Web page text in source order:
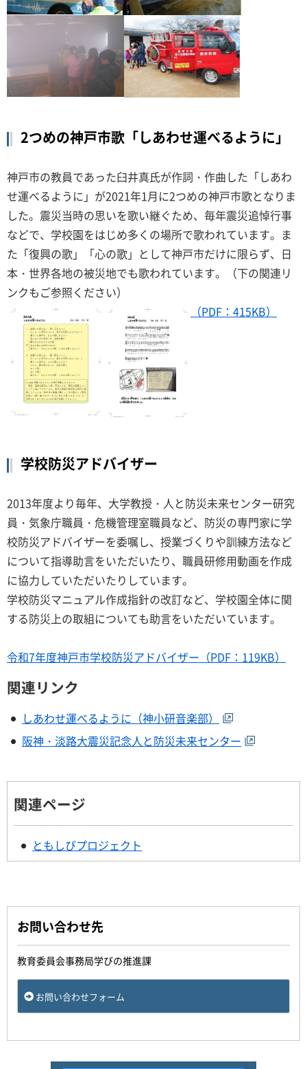
2つめの神戸市歌「しあわせ運べるように」
神戸市の教員であった臼井真氏が作詞・作曲した「しあわ
せ運べるように」が2021年1月に2つめの神戸市歌となりま
した。震災当時の思いを歌い継ぐため、毎年震災追悼行事
などで、学校園をはじめ多くの場所で歌われています。ま
た「復興の歌」「心の歌」として神戸市だけに限らず、日
本・世界各地の被災地でも歌われています。（下の関連リ
ンクもご参照ください）
（PDF：415KB）
学校防災アドバイザー
2013年度より毎年、大学教授・人と防災未来センター研究
員・気象庁職員・危機管理室職員など、防災の専門家に学
校防災アドバイザーを委嘱し、授業づくりや訓練方法など
について指導助言をいただいたり、職員研修用動画を作成
に協力していただいたりしています。
学校防災マニュアル作成指針の改訂など、学校園全体に関
する防災上の取組についても助言をいただいています。
令和7年度神戸市学校防災アドバイザー（PDF：119KB）
関連リンク
しあわせ運べるように（神小研音楽部）
阪神・淡路大震災記念人と防災未来センター
関連ページ
ともしびプロジェクト
お問い合わせ先
教育委員会事務局学びの推進課
お問い合わせフォーム